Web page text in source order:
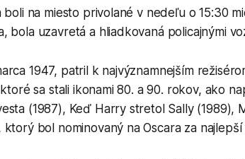
na miesto privolané v nedeľu o 15:30
bola uzavretá a hliadkovaná policajnými
1947, patril k najvýznamnejším
sa stali ikonami 80. a 90. rokov, ako
(1987), Keď Harry stretol Sally (1989),
bol nominovaný na Oscara za najlepší